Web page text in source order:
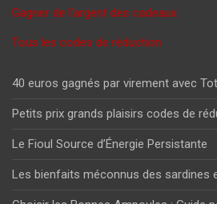
Gagner de l'argent des cadeaux
Tous les codes de réduction
40 euros gagnés par virement avec
Petits prix grands plaisirs codes de
Le Fioul Source d’Énergie Persistante
Les bienfaits méconnus des sardines